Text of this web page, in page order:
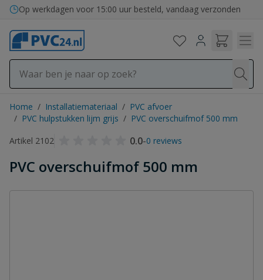
Ga naar de inhoud
Bezorging in binnen- en buitenland
Home / Installatiemateriaal / PVC afvoer
/ PVC hulpstukken lijm grijs / PVC overschuifmof 500 mm
Artikel 2102
0.0-0 reviews
PVC overschuifmof 500 mm